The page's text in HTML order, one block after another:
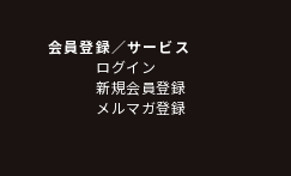
フィギュア
アクリルスタンド
バッジ
キーホルダー・ストラップ
会員登録／サービス
ログイン
新規会員登録
メルマガ登録